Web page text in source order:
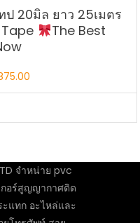
ป 20มิล ยาว 25เมตร
The Best
price
จำหน่าย pvc
อร์สูญญากาศติด
แทก อะไหล่และ